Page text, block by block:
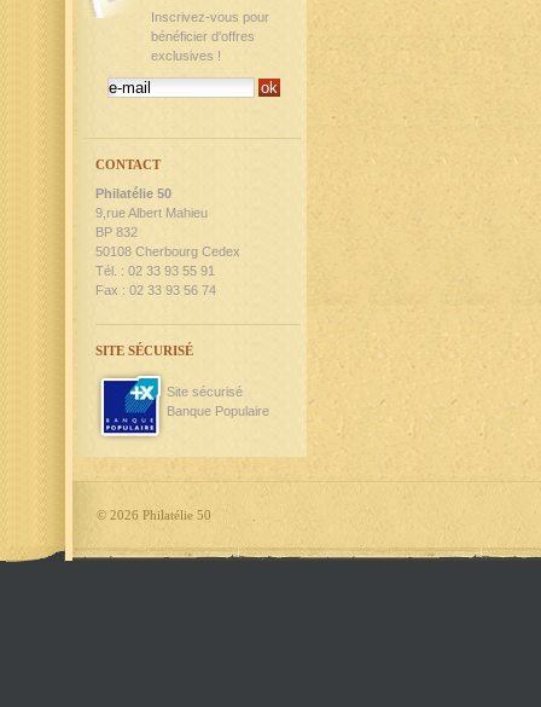
Inscrivez-vous pour
bénéficier d'offres
exclusives !
CONTACT
Philatélie 50
9,rue Albert Mahieu
BP 832
50108 Cherbourg Cedex
Tél. : 02 33 93 55 91
Fax : 02 33 93 56 74
SITE SÉCURISÉ
Site sécurisé
Banque Populaire
© 2026 Philatélie 50